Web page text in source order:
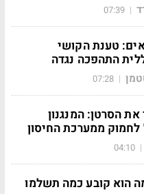
|
07:39
טענת הקושי
התהפכה נגדה
|
07:28
הסרטן: המנגנון
לחמוק ממערכת החיסון
|
04:10
הוא קובע כמה תשלמו